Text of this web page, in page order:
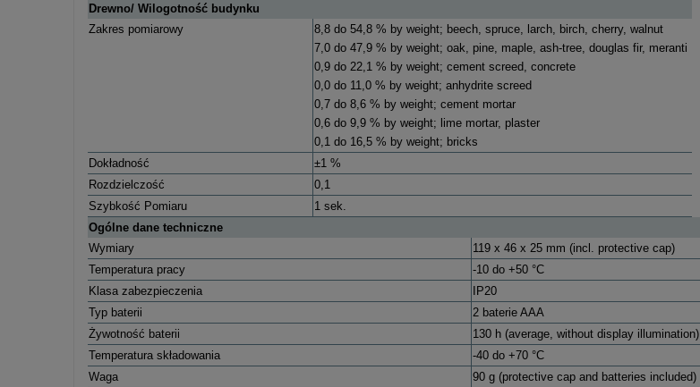
Drewno/ Wilogotność budynku
Zakres pomiarowy
8,8 do 54,8 % by weight; beech, spruce, larch, birch, cherry, walnut
7,0 do 47,9 % by weight; oak, pine, maple, ash-tree, douglas fir, meranti
0,9 do 22,1 % by weight; cement screed, concrete
0,0 do 11,0 % by weight; anhydrite screed
0,7 do 8,6 % by weight; cement mortar
0,6 do 9,9 % by weight; lime mortar, plaster
0,1 do 16,5 % by weight; bricks
Dokładność
±1 %
Rozdzielczość
0,1
Szybkość Pomiaru
1 sek.
Ogólne dane techniczne
Wymiary
119 x 46 x 25 mm (incl. protective cap)
Temperatura pracy
-10 do +50 °C
Klasa zabezpieczenia
IP20
Typ baterii
2 baterie AAA
Żywotność baterii
130 h (average, without display illumination)
Temperatura składowania
-40 do +70 °C
Waga
90 g (protective cap and batteries included)